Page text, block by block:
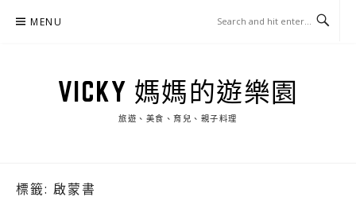
MENU
VICKY 媽媽的遊樂園
旅遊、美食、育兒、親子料理
標籤: 啟蒙書